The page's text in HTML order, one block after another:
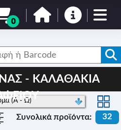
0
- ΚΑΛΑΘΑΚΙΑ
Συνολικά προϊόντα: 32